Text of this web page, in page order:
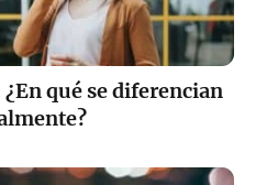
¿En qué se diferencian